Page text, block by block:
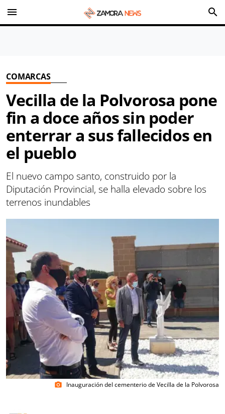
menu search
COMARCAS
Vecilla de la Polvorosa pone
fin a doce años sin poder
enterrar a sus fallecidos en
el pueblo
El nuevo campo santo, construido por la
Diputación Provincial, se halla elevado sobre los
terrenos inundables
photo_camera Inauguración del cementerio de Vecilla de la Polvorosa